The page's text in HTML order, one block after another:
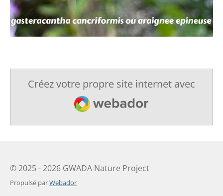
Créez votre propre site internet avec
Webador
© 2025 - 2026 GWADA Nature Project
Propulsé parWebador